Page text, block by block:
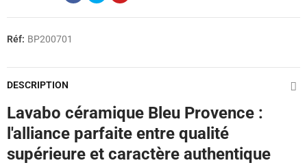
Réf: BP200701
DESCRIPTION
Lavabo céramique Bleu Provence :
l'alliance parfaite entre qualité
supérieure et caractère authentique